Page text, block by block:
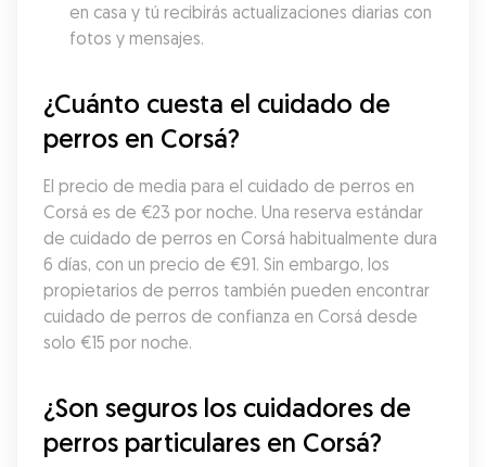
en casa y tú recibirás actualizaciones diarias con
fotos y mensajes.
¿Cuánto cuesta el cuidado de
perros en Corsá?
El precio de media para el cuidado de perros en
Corsá es de €23 por noche. Una reserva estándar
de cuidado de perros en Corsá habitualmente dura
6 días, con un precio de €91. Sin embargo, los
propietarios de perros también pueden encontrar
cuidado de perros de confianza en Corsá desde
solo €15 por noche.
¿Son seguros los cuidadores de
perros particulares en Corsá?